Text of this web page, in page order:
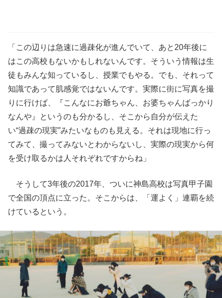
「この辺りは急速に過疎化が進んでいて、あと20年後に
はこの高校もないかもしれないんです。そういう情報は生
徒もみんな知っているし、授業でもやる。でも、それって
知識であって肌感覚ではないんです。実際に街に写真を撮
りに行けば、『こんなにお爺ちゃん、お婆ちゃんばっかり
なんや』というのも分かるし、そこから自分が伝えた
い“過疎の現実”みたいなものも見える。それは現地に行っ
てみて、撮ってみないとわからないし、実際の現実から何
を受け取るかは人それぞれですからね」
そうして3年後の2017年、ついに神島高校は写真甲子園
で全国の頂点に立った。そこからは、「運よく」連覇を続
けているという。